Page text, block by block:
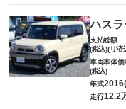
ハスラ
支払総額
(税込)(リ済
車両本体価
(税込)
年式
走行12.2